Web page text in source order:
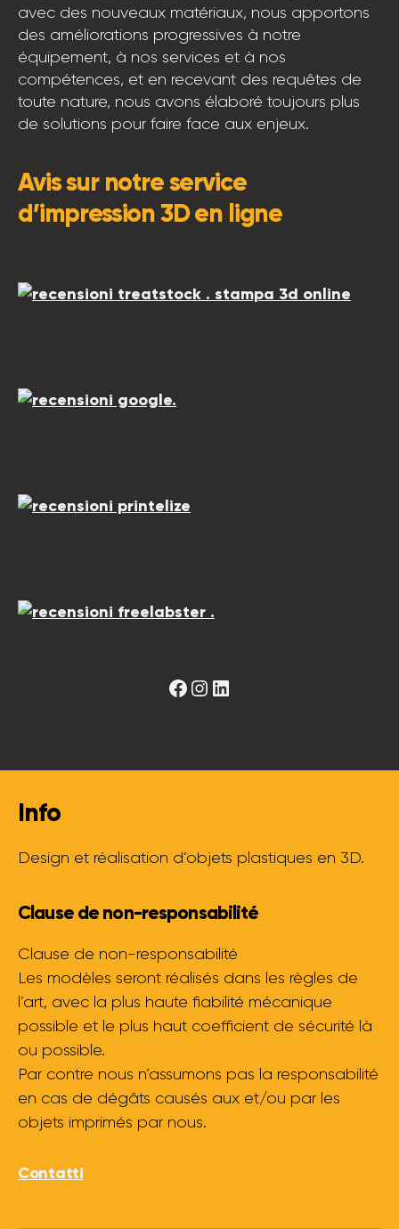
avec des nouveaux matériaux, nous apportons
des améliorations progressives à notre
équipement, à nos services et à nos
compétences, et en recevant des requêtes de
toute nature, nous avons élaboré toujours plus
de solutions pour faire face aux enjeux.
Avis sur notre service
d’impression 3D en ligne
Facebook
Instagram
LinkedIn
Info
Design et réalisation d’objets plastiques en 3D.
Clause de non-responsabilité
Clause de non-responsabilité
Les modèles seront réalisés dans les règles de
l’art, avec la plus haute fiabilité mécanique
possible et le plus haut coefficient de sécurité là
ou possible.
Par contre nous n’assumons pas la responsabilité
en cas de dégâts causés aux et/ou par les
objets imprimés par nous.
Contatti